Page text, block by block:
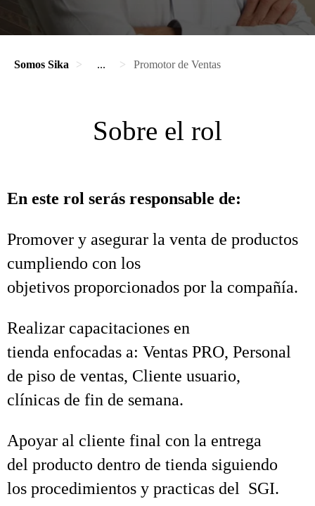
Somos Sika ... Promotor de Ventas
Sobre el rol
En este rol serás responsable de:
Promover y asegurar la venta de productos
cumpliendo con los
objetivos proporcionados por la compañía.
Realizar capacitaciones en
tienda enfocadas a: Ventas PRO, Personal
de piso de ventas, Cliente usuario,
clínicas de fin de semana.
Apoyar al cliente final con la entrega
del producto dentro de tienda siguiendo
los procedimientos y practicas del SGI.